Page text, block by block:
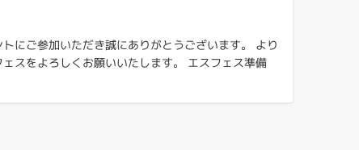
にご参加いただき誠にありがとうございます。 より
スをよろしくお願いいたします。 エスフェス準備